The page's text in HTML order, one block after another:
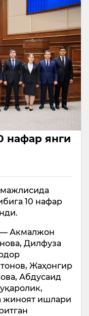
нафар янги
мажлисида
10 нафар
— Акмалжон
Дилфуза
Жаҳонгир
Абдусаид
жиноят ишлари